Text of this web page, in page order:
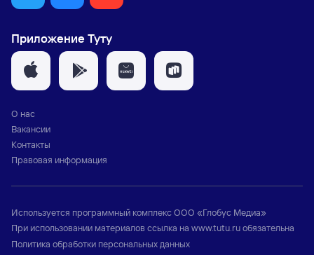
Приложение Туту
О нас
Вакансии
Контакты
Правовая информация
Используется программный комплексООО «Глобус Медиа»
При использовании материалов ссылка на www.tutu.ruобязательна
Политика обработки персональных данных